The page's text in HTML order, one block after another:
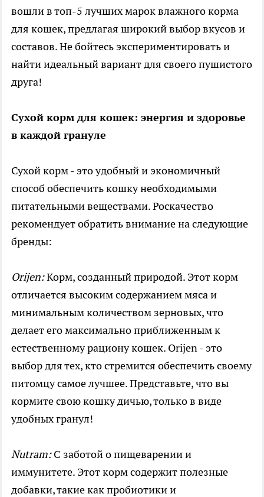
вошли в топ-5 лучших марок влажного корма
для кошек, предлагая широкий выбор вкусов и
составов. Не бойтесь экспериментировать и
найти идеальный вариант для своего пушистого
друга!
Сухой корм для кошек: энергия и здоровье
в каждой грануле
Сухой корм - это удобный и экономичный
способ обеспечить кошку необходимыми
питательными веществами. Роскачество
рекомендует обратить внимание на следующие
бренды:
Orijen:Корм, созданный природой. Этот корм
отличается высоким содержанием мяса и
минимальным количеством зерновых, что
делает его максимально приближенным к
естественному рациону кошек. Orijen - это
выбор для тех, кто стремится обеспечить своему
питомцу самое лучшее. Представьте, что вы
кормите свою кошку дичью, только в виде
удобных гранул!
Nutram:С заботой о пищеварении и
иммунитете. Этот корм содержит полезные
добавки, такие как пробиотики и